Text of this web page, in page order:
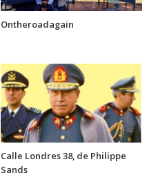
Ontheroadagain
Calle Londres 38, de Philippe
Sands